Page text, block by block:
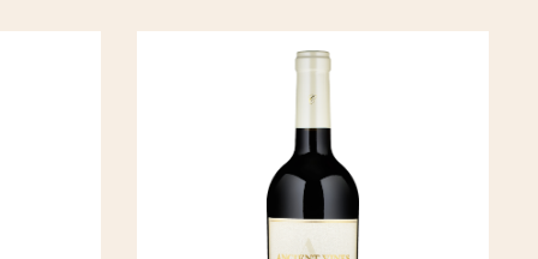
und
der
Grossverteilern weit hinter sich.
Sensationell zu Lamm.